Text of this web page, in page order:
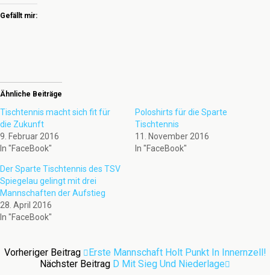
Gefällt mir:
Ähnliche Beiträge
Tischtennis macht sich fit für
die Zukunft
9. Februar 2016
In "FaceBook"
Poloshirts für die Sparte
Tischtennis
11. November 2016
In "FaceBook"
Der Sparte Tischtennis des TSV
Spiegelau gelingt mit drei
Mannschaften der Aufstieg
28. April 2016
In "FaceBook"
Vorheriger Beitrag
Erste Mannschaft Holt Punkt In Innernzell!
Nächster Beitrag D Mit Sieg Und Niederlage